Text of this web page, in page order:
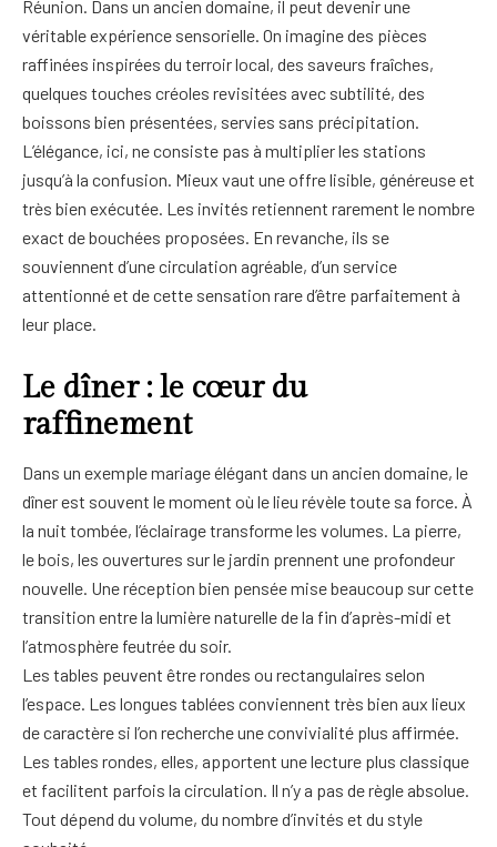
Réunion. Dans un ancien domaine, il peut devenir une
véritable expérience sensorielle. On imagine des pièces
raffinées inspirées du terroir local, des saveurs fraîches,
quelques touches créoles revisitées avec subtilité, des
boissons bien présentées, servies sans précipitation.
L’élégance, ici, ne consiste pas à multiplier les stations
jusqu’à la confusion. Mieux vaut une offre lisible, généreuse et
très bien exécutée. Les invités retiennent rarement le nombre
exact de bouchées proposées. En revanche, ils se
souviennent d’une circulation agréable, d’un service
attentionné et de cette sensation rare d’être parfaitement à
leur place.
Le dîner : le cœur du
raffinement
Dans un exemple mariage élégant dans un ancien domaine, le
dîner est souvent le moment où le lieu révèle toute sa force. À
la nuit tombée, l’éclairage transforme les volumes. La pierre,
le bois, les ouvertures sur le jardin prennent une profondeur
nouvelle. Une réception bien pensée mise beaucoup sur cette
transition entre la lumière naturelle de la fin d’après-midi et
l’atmosphère feutrée du soir.
Les tables peuvent être rondes ou rectangulaires selon
l’espace. Les longues tablées conviennent très bien aux lieux
de caractère si l’on recherche une convivialité plus affirmée.
Les tables rondes, elles, apportent une lecture plus classique
et facilitent parfois la circulation. Il n’y a pas de règle absolue.
Tout dépend du volume, du nombre d’invités et du style